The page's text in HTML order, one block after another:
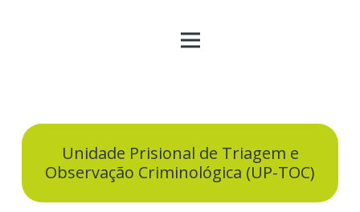
Unidade Prisional de Triagem e
Observação Criminológica (UP-TOC)